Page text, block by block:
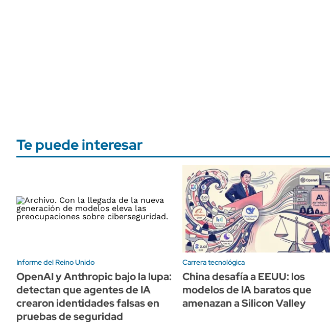
Te puede interesar
Informe del Reino Unido
OpenAI y Anthropic bajo la lupa:
detectan que agentes de IA
crearon identidades falsas en
pruebas de seguridad
Carrera tecnológica
China desafía a EEUU: los
modelos de IA baratos que
amenazan a Silicon Valley